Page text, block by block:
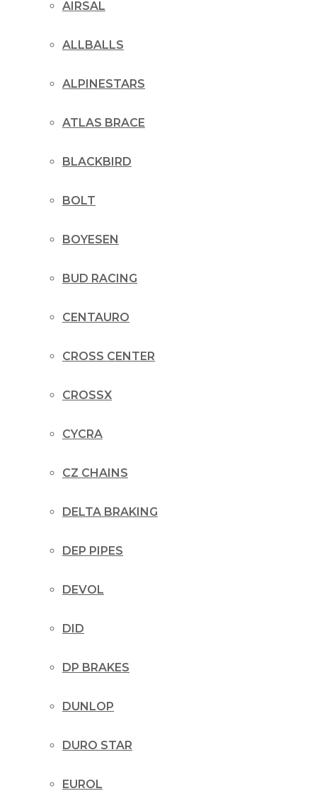
AIRSAL
ALLBALLS
ALPINESTARS
ATLAS BRACE
BLACKBIRD
BOLT
BOYESEN
BUD RACING
CENTAURO
CROSS CENTER
CROSSX
CYCRA
CZ CHAINS
DELTA BRAKING
DEP PIPES
DEVOL
DID
DP BRAKES
DUNLOP
DURO STAR
EUROL